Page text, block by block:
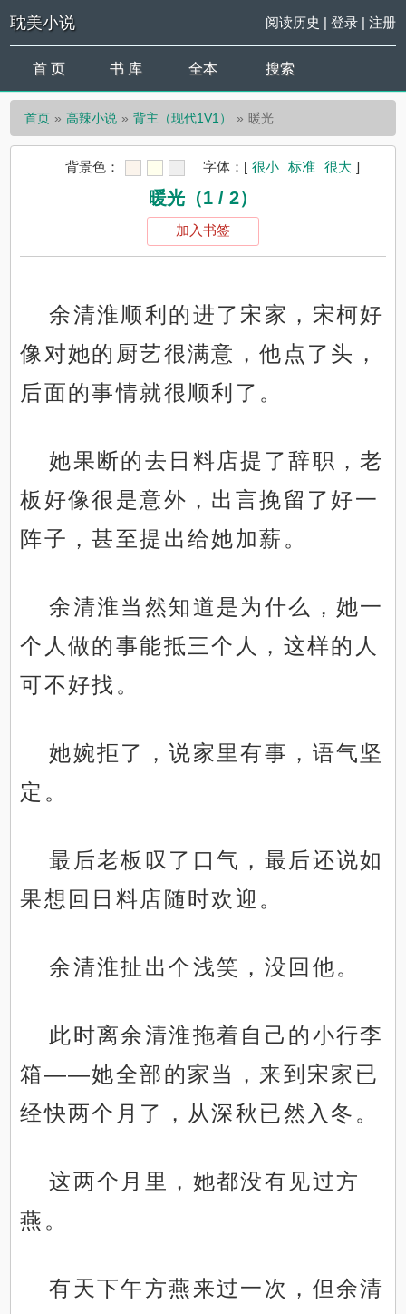
耽美小说 阅读历史 | 登录| 注册
首 页 书 库 全本 搜索
首页 高辣小说 背主（现代1V1） 暖光
背景色： 字体： [ 很小 标准 很大 ]
暖光（1 / 2）
加入书签
余清淮顺利的进了宋家，宋柯好
像对她的厨艺很满意，他点了头，
后面的事情就很顺利了。
她果断的去日料店提了辞职，老
板好像很是意外，出言挽留了好一
阵子，甚至提出给她加薪。
余清淮当然知道是为什么，她一
个人做的事能抵三个人，这样的人
可不好找。
她婉拒了，说家里有事，语气坚
定。
最后老板叹了口气，最后还说如
果想回日料店随时欢迎。
余清淮扯出个浅笑，没回他。
此时离余清淮拖着自己的小行李
箱——她全部的家当，来到宋家已
经快两个月了，从深秋已然入冬。
这两个月里，她都没有见过方
燕。
有天下午方燕来过一次，但余清